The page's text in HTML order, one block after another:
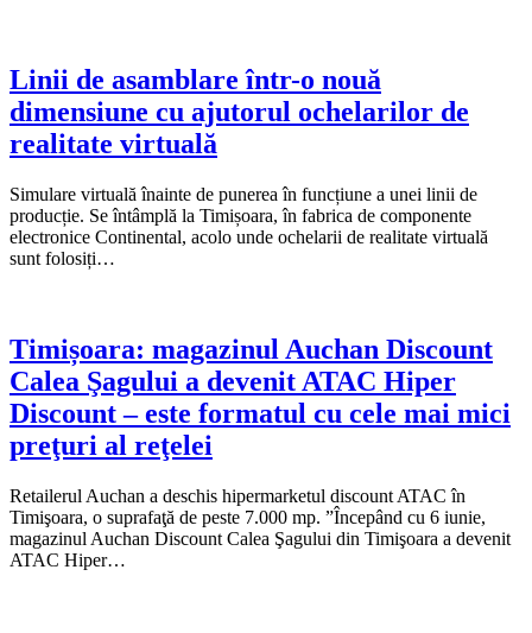
Linii de asamblare într-o nouă
dimensiune cu ajutorul ochelarilor de
realitate virtuală
Simulare virtuală înainte de punerea în funcțiune a unei linii de
producție. Se întâmplă la Timișoara, în fabrica de componente
electronice Continental, acolo unde ochelarii de realitate virtuală
sunt folosiți…
Timișoara: magazinul Auchan Discount
Calea Şagului a devenit ATAC Hiper
Discount – este formatul cu cele mai mici
preţuri al reţelei
Retailerul Auchan a deschis hipermarketul discount ATAC în
Timişoara, o suprafaţă de peste 7.000 mp. ”Începând cu 6 iunie,
magazinul Auchan Discount Calea Şagului din Timişoara a devenit
ATAC Hiper…